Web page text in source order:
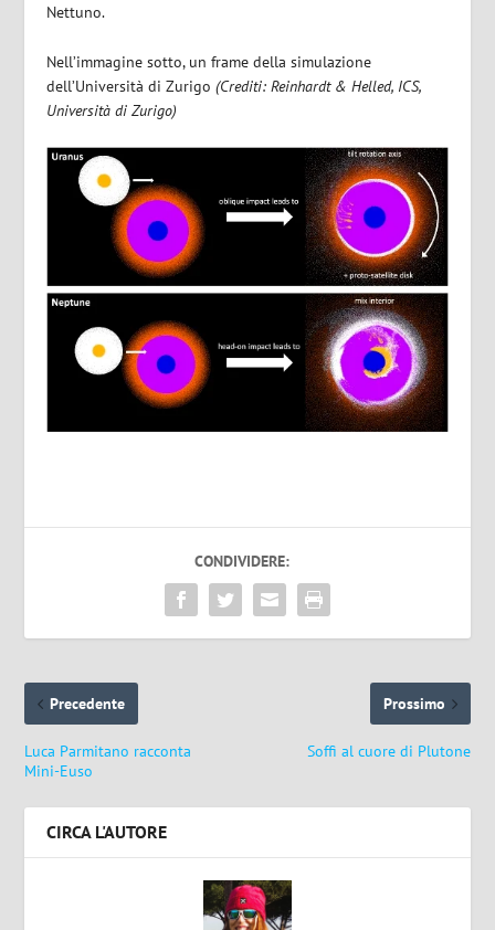
Nettuno.
Nell’immagine sotto, un frame della simulazione
dell’Università di Zurigo(Crediti: Reinhardt & Helled, ICS,
Università di Zurigo)
CONDIVIDERE:
Precedente
Luca Parmitano racconta
Mini-Euso
Prossimo
Soffi al cuore di Plutone
CIRCA L'AUTORE